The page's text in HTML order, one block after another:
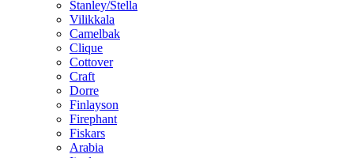
Stanley/Stella
Vilikkala
Camelbak
Clique
Cottover
Craft
Dorre
Finlayson
Firephant
Fiskars
Arabia